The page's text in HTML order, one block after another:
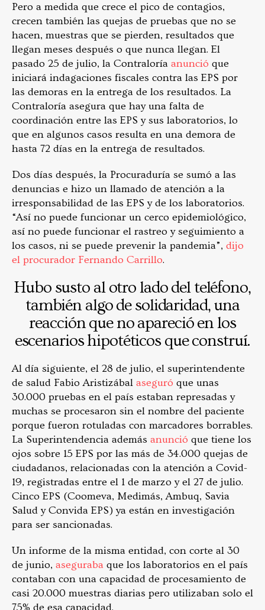
Pero a medida que crece el pico de contagios,
crecen también las quejas de pruebas que no se
hacen, muestras que se pierden, resultados que
llegan meses después o que nunca llegan. El
pasado 25 de julio, la Contraloría anunció que
iniciará indagaciones fiscales contra las EPS por
las demoras en la entrega de los resultados. La
Contraloría asegura que hay una falta de
coordinación entre las EPS y sus laboratorios, lo
que en algunos casos resulta en una demora de
hasta 72 días en la entrega de resultados.
Dos días después, la Procuraduría se sumó a las
denuncias e hizo un llamado de atención a la
irresponsabilidad de las EPS y de los laboratorios.
“Así no puede funcionar un cerco epidemiológico,
así no puede funcionar el rastreo y seguimiento a
los casos, ni se puede prevenir la pandemia”, dijo
el procurador Fernando Carrillo.
Hubo susto al otro lado del teléfono,
también algo de solidaridad, una
reacción que no apareció en los
escenarios hipotéticos que construí.
Al día siguiente, el 28 de julio, el superintendente
de salud Fabio Aristizábal aseguró que unas
30.000 pruebas en el país estaban represadas y
muchas se procesaron sin el nombre del paciente
porque fueron rotuladas con marcadores borrables.
La Superintendencia además anunció que tiene los
ojos sobre 15 EPS por las más de 34.000 quejas de
ciudadanos, relacionadas con la atención a Covid-
19, registradas entre el 1 de marzo y el 27 de julio.
Cinco EPS (Coomeva, Medimás, Ambuq, Savia
Salud y Convida EPS) ya están en investigación
para ser sancionadas.
Un informe de la misma entidad, con corte al 30
de junio, aseguraba que los laboratorios en el país
contaban con una capacidad de procesamiento de
casi 20.000 muestras diarias pero utilizaban solo el